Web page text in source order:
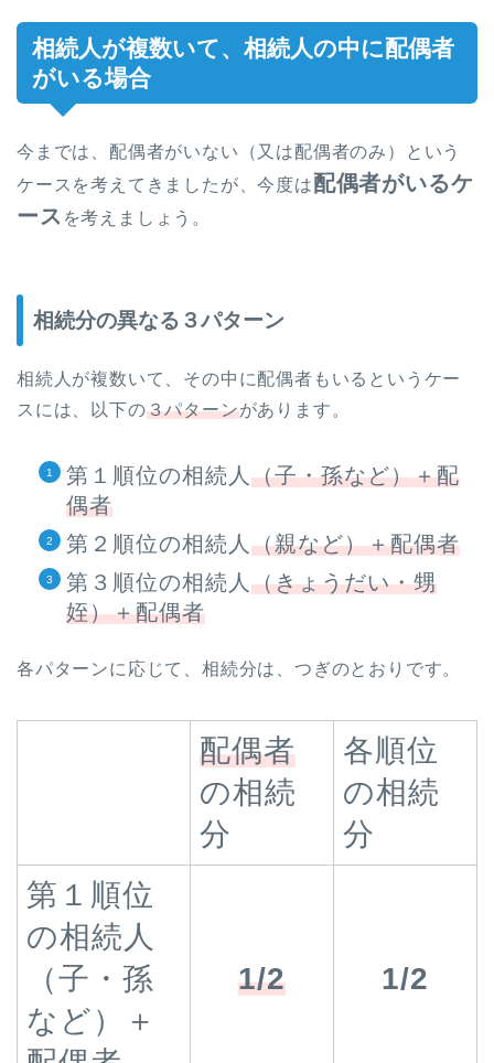
相続人が複数いて、相続人の中に配偶者
がいる場合
今までは、配偶者がいない（又は配偶者のみ）という
ケースを考えてきましたが、今度は配偶者がいるケ
ース を考えましょう。
相続分の異なる３パターン
相続人が複数いて、その中に配偶者もいるというケー
スには、以下の３パターンがあります。
第１順位の相続人 （子・孫など）＋配
偶者
第２順位の相続人 （親など）＋配偶者
第３順位の相続人 （きょうだい・甥
姪）＋配偶者
各パターンに応じて、相続分は、つぎのとおりです。
配偶者
の相続
分
各順位
の相続
分
第１順位
の相続人
（子・孫
など）＋
1/2 1/2